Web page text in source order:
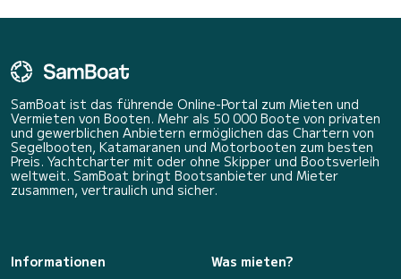
SamBoat ist das führende Online-Portal zum Mieten und
Vermieten von Booten. Mehr als 50 000 Boote von privaten
und gewerblichen Anbietern ermöglichen das Chartern von
Segelbooten, Katamaranen und Motorbooten zum besten
Preis. Yachtcharter mit oder ohne Skipper und Bootsverleih
weltweit. SamBoat bringt Bootsanbieter und Mieter
zusammen, vertraulich und sicher.
Informationen
Was mieten?